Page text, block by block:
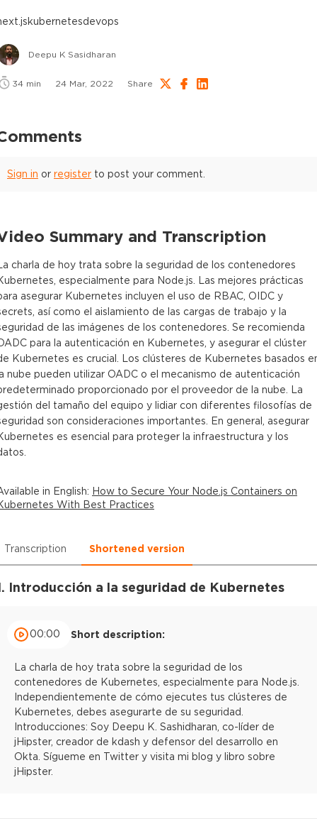
kubernetesdevops
Deepu K Sasidharan
34 min 24 Mar, 2022 Share
Sign in or register to post your comment.
Summary and Transcription
charla de hoy trata sobre la seguridad de los contenedores
especialmente para Node.js. Las mejores prácticas
asegurar Kubernetes incluyen el uso de RBAC, OIDC y
así como el aislamiento de las cargas de trabajo y la
de las imágenes de los contenedores. Se recomienda
para la autenticación en Kubernetes, y asegurar el clúster
Kubernetes es crucial. Los clústeres de Kubernetes basados
nube pueden utilizar OADC o el mecanismo de autenticación
proporcionado por el proveedor de la nube. La
del tamaño del equipo y lidiar con diferentes filosofías de
son consideraciones importantes. En general, asegurar
es esencial para proteger la infraestructura y los
in English: How to Secure Your Node.js Containers on
With Best Practices
Transcription Shortened version
Introducción a la seguridad de Kubernetes
00:00 Short description:
La charla de hoy trata sobre la seguridad de los
contenedores de Kubernetes, especialmente para Node.js.
Independientemente de cómo ejecutes tus clústeres de
Kubernetes, debes asegurarte de su seguridad.
Introducciones: Soy Deepu K. Sashidharan, co-líder de
jHipster, creador de kdash y defensor del desarrollo en
Okta. Sígueme en Twitter y visita mi blog y libro sobre
jHipster.